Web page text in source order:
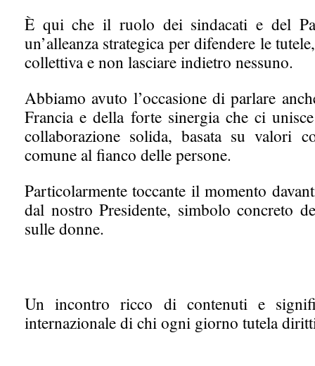
È qui che il ruolo dei sindacati e del
un’alleanza strategica per difendere le
collettiva e non lasciare indietro nessuno.
Abbiamo avuto l’occasione di parlare
Francia e della forte sinergia che ci
collaborazione solida, basata su valori
comune al fianco delle persone.
Particolarmente toccante il momento
dal nostro Presidente, simbolo concreto
sulle donne.
Un incontro ricco di contenuti e
internazionale di chi ogni giorno tutela